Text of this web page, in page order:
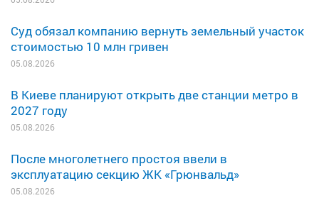
Суд обязал компанию вернуть земельный участок
стоимостью 10 млн гривен
05.08.2026
В Киеве планируют открыть две станции метро в
2027 году
05.08.2026
После многолетнего простоя ввели в
эксплуатацию секцию ЖК «Грюнвальд»
05.08.2026